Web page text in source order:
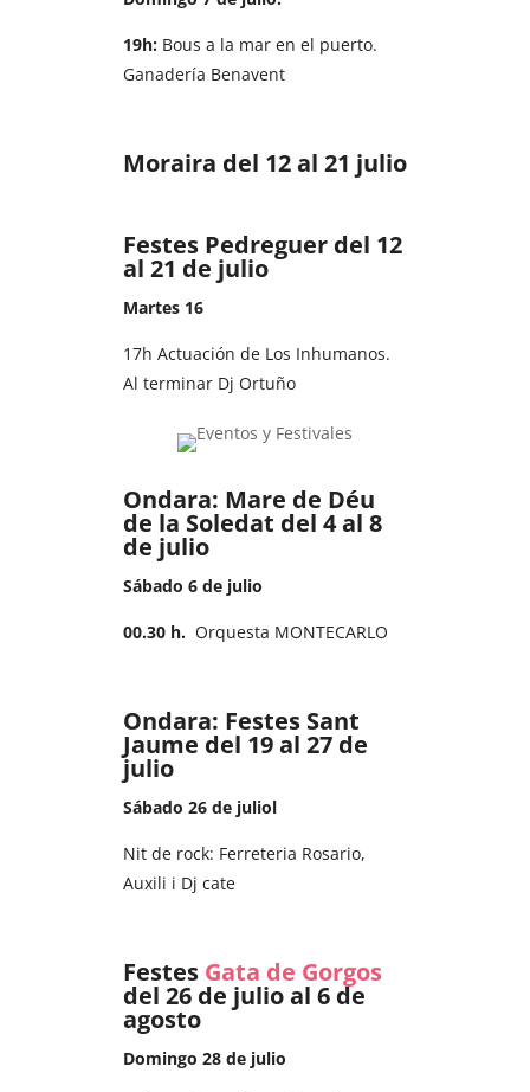
19h:Bous a la mar en el puerto.
Ganadería Benavent
Moraira del 12 al 21 julio
Festes Pedreguer del 12
al 21 de julio
Martes 16
17h Actuación de Los Inhumanos.
Al terminar Dj Ortuño
Ondara: Mare de Déu
de la Soledat del 4 al 8
de julio
Sábado 6 de julio
00.30 h.Orquesta MONTECARLO
Ondara: Festes Sant
Jaume del 19 al 27 de
julio
Sábado 26 de juliol
Nit de rock: Ferreteria Rosario,
Auxili i Dj cate
Festes Gata de Gorgos
del 26 de julio al 6 de
agosto
Domingo 28 de julio